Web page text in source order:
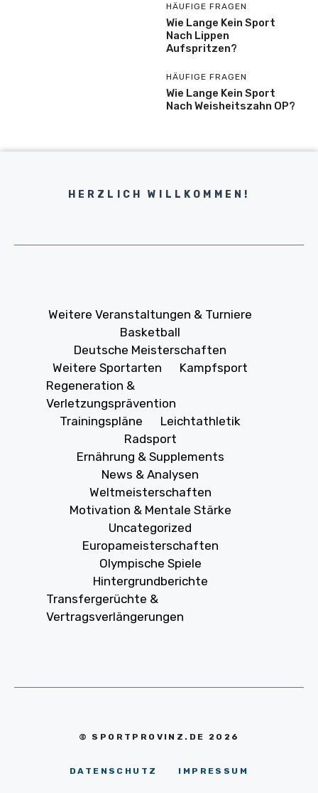
HÄUFIGE FRAGEN
Wie Lange Kein Sport
Nach Lippen
Aufspritzen?
HÄUFIGE FRAGEN
Wie Lange Kein Sport
Nach Weisheitszahn OP?
HERZLICH WILLKOMMEN!
Weitere Veranstaltungen & Turniere
Basketball
Deutsche Meisterschaften
Weitere Sportarten
Kampfsport
Regeneration &
Verletzungsprävention
Trainingspläne
Leichtathletik
Radsport
Ernährung & Supplements
News & Analysen
Weltmeisterschaften
Motivation & Mentale Stärke
Uncategorized
Europameisterschaften
Olympische Spiele
Hintergrundberichte
Transfergerüchte &
Vertragsverlängerungen
© SPORTPROVINZ.DE 2026
DATENSCHUTZ IMPRESSUM